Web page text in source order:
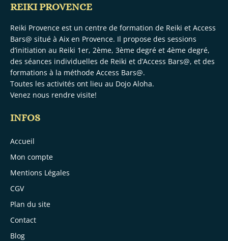
REIKI PROVENCE
Reiki Provence est un centre de formation de Reiki et Access
Bars@ situé à Aix en Provence. Il propose des sessions
d’initiation au Reiki 1er, 2ème, 3ème degré et 4ème degré,
des séances individuelles de Reiki et d’Access Bars@, et des
formations à la méthode Access Bars@.
Toutes les activités ont lieu au Dojo Aloha.
Venez nous rendre visite!
INFOS
Accueil
Mon compte
Mentions Légales
CGV
Plan du site
Contact
Blog